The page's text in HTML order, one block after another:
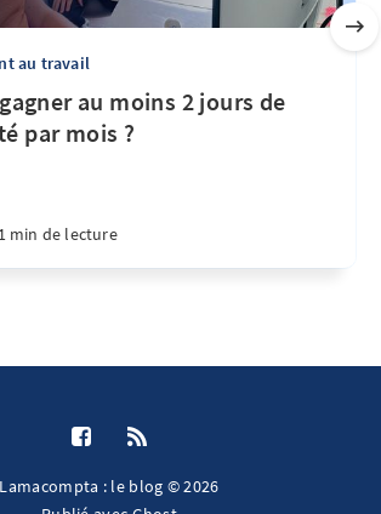
au travail
au moins 2 jours de
par mois ?
1 min de lecture
Lamacompta : le blog © 2026